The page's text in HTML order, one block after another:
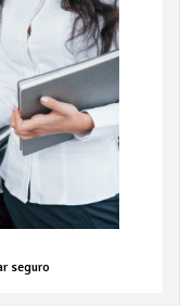
seguro